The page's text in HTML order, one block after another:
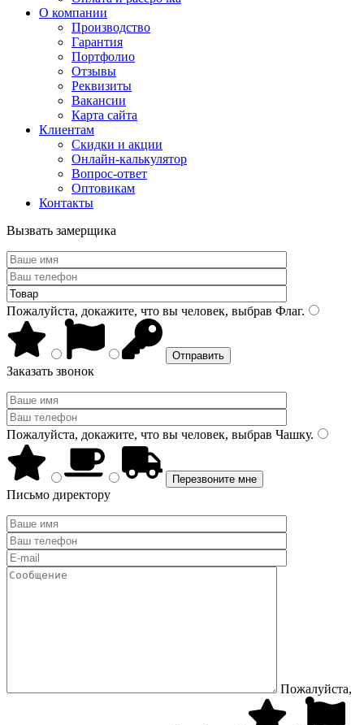
О компании
Производство
Гарантия
Портфолио
Отзывы
Реквизиты
Вакансии
Карта сайта
Клиентам
Скидки и акции
Онлайн-калькулятор
Вопрос-ответ
Оптовикам
Контакты
Вызвать замерщика
Пожалуйста, докажите, что вы человек, выбрав Флаг.
Заказать звонок
Пожалуйста, докажите, что вы человек, выбрав Чашку.
Письмо директору
Пожалуйста,